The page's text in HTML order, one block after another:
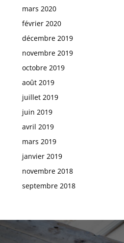
mars 2020
février 2020
décembre 2019
novembre 2019
octobre 2019
août 2019
juillet 2019
juin 2019
avril 2019
mars 2019
janvier 2019
novembre 2018
septembre 2018